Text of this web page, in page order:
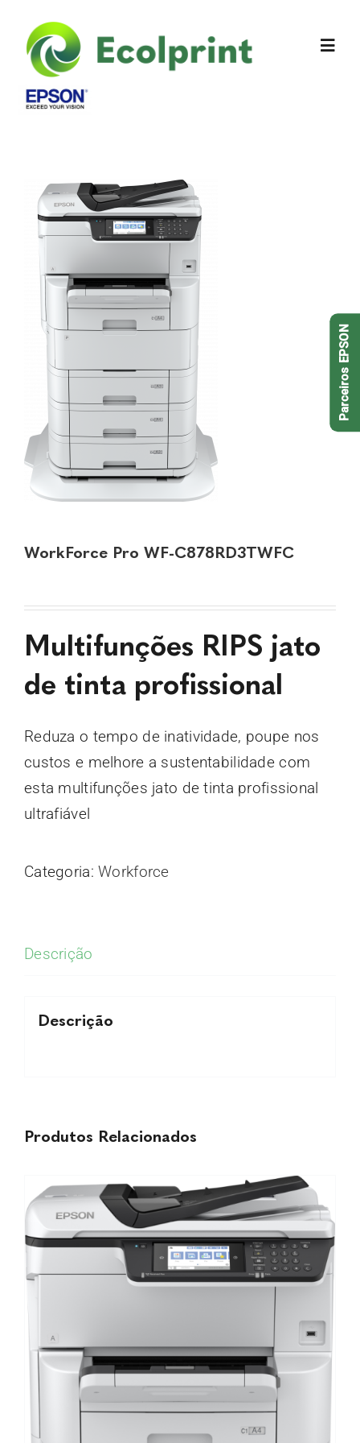
Sobre Nós
Contactos
WorkForce Pro WF-C878RD3TWFC
Multifunções RIPS jato
de tinta profissional
Reduza o tempo de inatividade, poupe nos
custos e melhore a sustentabilidade com
esta multifunções jato de tinta profissional
ultrafiável
Categoria:Workforce
Descrição
Descrição
Produtos Relacionados
Parceiros EPSON